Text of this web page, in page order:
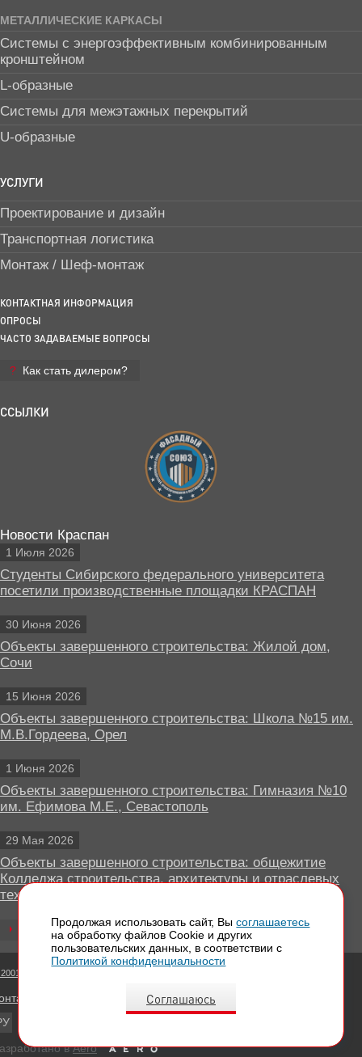
МЕТАЛЛИЧЕСКИЕ КАРКАСЫ
Системы с энергоэффективным комбинированным
кронштейном
L-образные
Системы для межэтажных перекрытий
U-образные
УСЛУГИ
Проектирование и дизайн
Транспортная логистика
Монтаж / Шеф-монтаж
КОНТАКТНАЯ ИНФОРМАЦИЯ
ОПРОСЫ
ЧАСТО ЗАДАВАЕМЫЕ ВОПРОСЫ
Как стать дилером?
ССЫЛКИ
Новости Краспан
1 Июля 2026
Студенты Сибирского федерального университета
посетили производственные площадки КРАСПАН
30 Июня 2026
Объекты завершенного строительства: Жилой дом,
Сочи
15 Июня 2026
Объекты завершенного строительства: Школа №15 им.
М.В.Гордеева, Орел
1 Июня 2026
Объекты завершенного строительства: Гимназия №10
им. Ефимова М.Е., Севастополь
29 Мая 2026
Объекты завершенного строительства: общежитие
Колледжа строительства, архитектуры и отраслевых
технологий, Липецк
Все новости
- 2026 Вентилируемые фасады КРАСПАН
информация
вAero
Продолжая использовать сайт, Высоглашаетесь
на обработку файлов Сookie и других
пользовательских данных, в соответствии с
Политикой конфиденциальности
Соглашаюсь